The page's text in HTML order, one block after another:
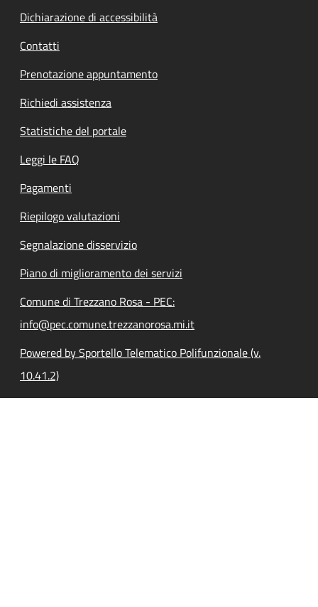
Dichiarazione di accessibilità
Contatti
Prenotazione appuntamento
Richiedi assistenza
Statistiche del portale
Leggi le FAQ
Pagamenti
Riepilogo valutazioni
Segnalazione disservizio
Piano di miglioramento dei servizi
Comune di Trezzano Rosa - PEC:
info@pec.comune.trezzanorosa.mi.it
Powered by Sportello Telematico Polifunzionale (v.
10.41.2)